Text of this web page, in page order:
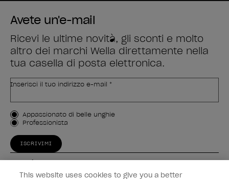
Avete un'e-mail
Ricevi le ultime novità, gli sconti e molto
altro dei marchi Wella direttamente nella
tua casella di posta elettronica.
Inserisci il tuo indirizzo e-mail *
Tipo di cliente
Appassionato di belle unghie
Professionista
ISCRIVIMI
Esperienza
This website uses cookies to give you a better